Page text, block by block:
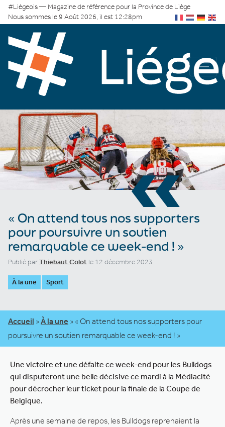
#Liégeois — Magazine de référence pour la Province de Liège
Nous sommes le 9 Août 2026, il est 12:28pm
«
« On attend tous nos supporters
pour poursuivre un soutien
remarquable ce week-end ! »
Publié parThiebaut Colot le 12 décembre 2023
À la une Sport
Accueil » À la une » « On attend tous nos supporters pour
poursuivre un soutien remarquable ce week-end ! »
Une victoire et une défaite ce week-end pour les Bulldogs
qui disputeront une belle décisive ce mardi à la Médiacité
pour décrocher leur ticket pour la finale de la Coupe de
Belgique.
Après une semaine de repos, les Bulldogs reprenaient la